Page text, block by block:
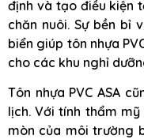
định và tạo điều kiện
chăn nuôi. Sự bền bỉ
biển giúp tôn nhựa
cho các khu nghỉ
Tôn nhựa PVC ASA
lịch. Với tính thẩm
mòn của môi trường